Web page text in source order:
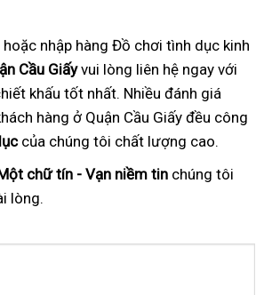
hoặc nhập hàng Đồ chơi tình dục kinh
Cầu Giấyvui lòng liên hệ ngay với
khấu tốt nhất. Nhiều đánh giá
hàng ở Quận Cầu Giấy đều công
của chúng tôi chất lượng cao.
Một chữ tín - Vạn niềm tin chúng tôi
lòng.